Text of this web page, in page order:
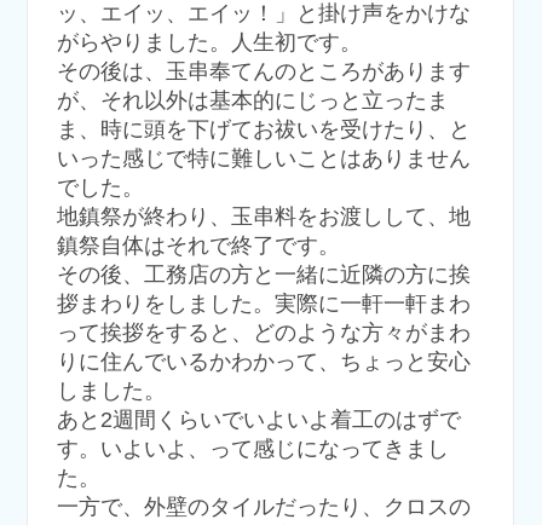
ッ、エイッ、エイッ！」と掛け声をかけな
がらやりました。人生初です。
その後は、玉串奉てんのところがあります
が、それ以外は基本的にじっと立ったま
ま、時に頭を下げてお祓いを受けたり、と
いった感じで特に難しいことはありません
でした。
地鎮祭が終わり、玉串料をお渡しして、地
鎮祭自体はそれで終了です。
その後、工務店の方と一緒に近隣の方に挨
拶まわりをしました。実際に一軒一軒まわ
って挨拶をすると、どのような方々がまわ
りに住んでいるかわかって、ちょっと安心
しました。
あと2週間くらいでいよいよ着工のはずで
す。いよいよ、って感じになってきまし
た。
一方で、外壁のタイルだったり、クロスの